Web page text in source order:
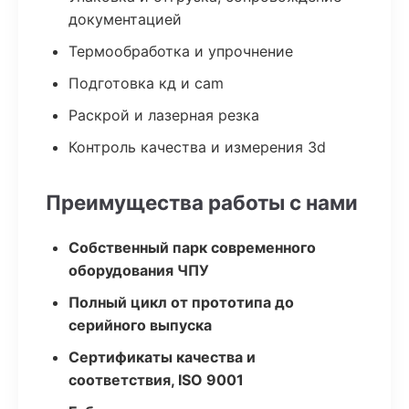
документацией
Термообработка и упрочнение
Подготовка кд и cam
Раскрой и лазерная резка
Контроль качества и измерения 3d
Преимущества работы с нами
Собственный парк современного
оборудования ЧПУ
Полный цикл от прототипа до
серийного выпуска
Сертификаты качества и
соответствия, ISO 9001